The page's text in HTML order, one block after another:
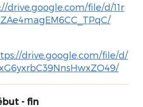
drive.google.com/file/d/11r
drive.google.com/file/d/
- fin